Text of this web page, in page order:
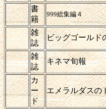
書
籍
999総集編４
雑
誌
ビッグゴールド
雑
誌
キネマ旬報
カ
ー
ド
エメラルダスの